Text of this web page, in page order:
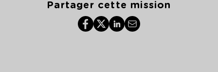
Partager cette mission